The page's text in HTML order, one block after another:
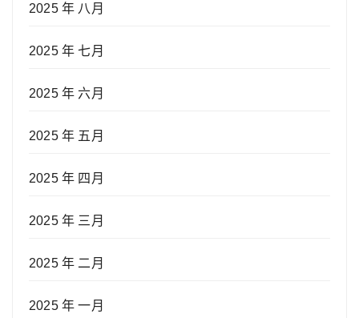
2025 年 八月
2025 年 七月
2025 年 六月
2025 年 五月
2025 年 四月
2025 年 三月
2025 年 二月
2025 年 一月